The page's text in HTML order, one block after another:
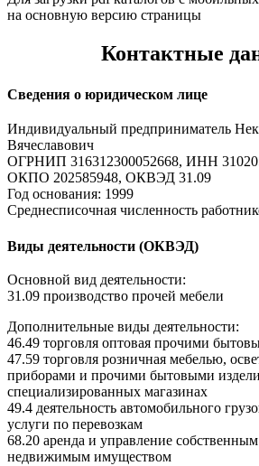
на основную версию страницы
Контактные
Сведения о юридическом лице
Индивидуальный предприниматель
Вячеславович
ОГРНИП 316312300052668, ИНН
ОКПО 202585948, ОКВЭД 31.09
Год основания: 1999
Среднесписочная численность
Виды деятельности (ОКВЭД)
Основной вид деятельности:
31.09 производство прочей мебели
Дополнительные виды деятельности:
46.49 торговля оптовая прочими
47.59 торговля розничная мебелью,
приборами и прочими бытовыми
специализированных магазинах
49.4 деятельность автомобильного
услуги по перевозкам
68.20 аренда и управление
недвижимым имуществом